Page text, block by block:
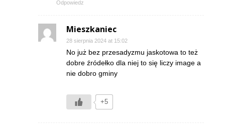
Odpowiedz
Mieszkaniec
28 sierpnia 2024 at 15:02
No już bez przesadyzmu jaskotowa to też
dobre źródełko dla niej to się liczy image a
nie dobro gminy
+5